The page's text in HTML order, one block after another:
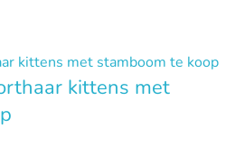
kittens met